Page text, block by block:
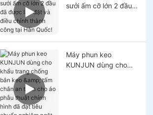
sưởi ấm cỡ lớn 2 đầu
Máy phun keo
KUNJUN dùng cho